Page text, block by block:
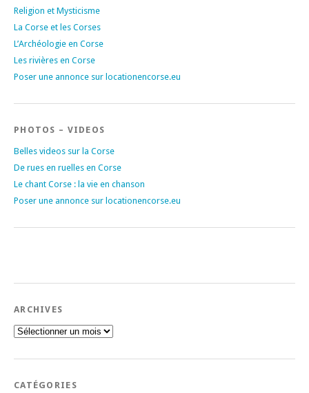
Religion et Mysticisme
La Corse et les Corses
L’Archéologie en Corse
Les rivières en Corse
Poser une annonce sur locationencorse.eu
PHOTOS – VIDEOS
Belles videos sur la Corse
De rues en ruelles en Corse
Le chant Corse : la vie en chanson
Poser une annonce sur locationencorse.eu
ARCHIVES
Archives
CATÉGORIES